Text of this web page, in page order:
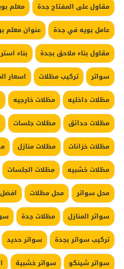
مقاول على المفتاح جدة
معلم
عامل بويه في جدة
عنوان معلم
مقاول بناء ملاحق بجدة
بناء
سواتر
تركيب مظلات اسعار
مظلات داخليه
مظلات خارجيه
مظلات حدائق
مظلات جلسات
مظلات خزانات
مظلات منازل
مظلات خشبيه
مظلات الجلسات
محل سواتر
محل مظلات
سواتر المنازل
مظلات جدة
تركيب سواتر بجدة
سواتر حديد
سواتر شينكو
سواتر خشبية